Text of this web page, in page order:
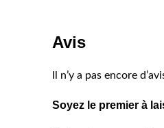
Avis
Il n’y a pas encore
Soyez le premier à